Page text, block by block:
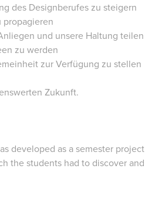
des Designberufes zu steigern
propagieren
und unsere Haltung teilen
zu werden
zur Verfügung zu stellen
Zukunft.
developed as a semester
the students had to discover